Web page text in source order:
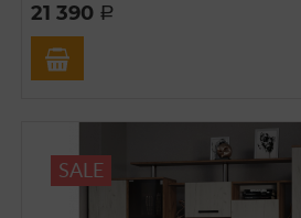
21 390 a
SALE